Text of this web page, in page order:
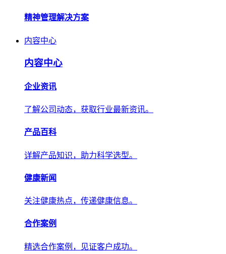
精神管理解决方案
内容中心
内容中心
企业资讯
了解公司动态，获取行业最新资讯。
产品百科
详解产品知识，助力科学选型。
健康新闻
关注健康热点，传递健康信息。
合作案例
精选合作案例，见证客户成功。